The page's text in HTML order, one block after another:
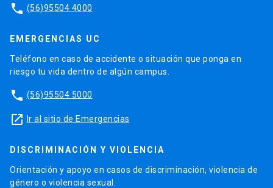
phone (56)95504 4000
EMERGENCIAS UC
Teléfono en caso de accidente o situación que ponga en
riesgo tu vida dentro de algún campus.
phone (56)95504 5000
launch Ir al sitio de Emergencias
DISCRIMINACIÓN Y VIOLENCIA
Orientación y apoyo en casos de discriminación, violencia de
género o violencia sexual.